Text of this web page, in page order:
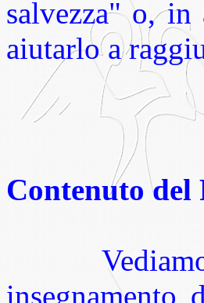
salvezza" o,
aiutarlo a
Contenuto
Vediamo
insegnamento